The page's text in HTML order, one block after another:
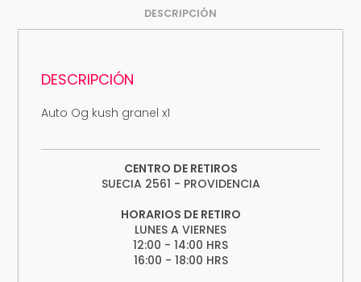
DESCRIPCIÓN
DESCRIPCIÓN
Auto Og kush granel x1
CENTRO DE RETIROS
SUECIA 2561 - PROVIDENCIA
HORARIOS DE RETIRO
LUNES A VIERNES
12:00 - 14:00 HRS
16:00 - 18:00 HRS